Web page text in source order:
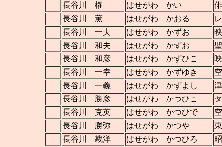
長谷川 櫂
はせがわ かい
長谷川 薫
はせがわ かおる
長谷川 一夫
はせがわ かずお
長谷川 和夫
はせがわ かずお
長谷川 和彦
はせがわ かずひこ
長谷川 一幸
はせがわ かずゆき
長谷川 一義
はせがわ かずよし
長谷川 勝彦
はせがわ かつひこ
長谷川 克英
はせがわ かつひで
長谷川 勝弥
はせがわ かつや
長谷川 戡洋
はせがわ かつひろ